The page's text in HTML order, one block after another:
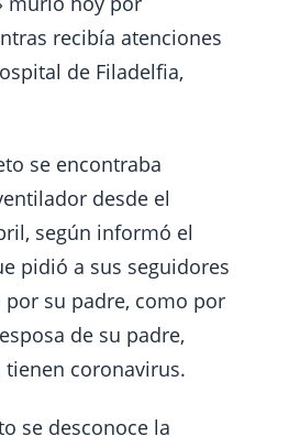
recibía atenciones
de Filadelfia,
se encontraba
desde el
según informó el
pidió a sus seguidores
su padre, como por
de su padre,
coronavirus.
se desconoce la